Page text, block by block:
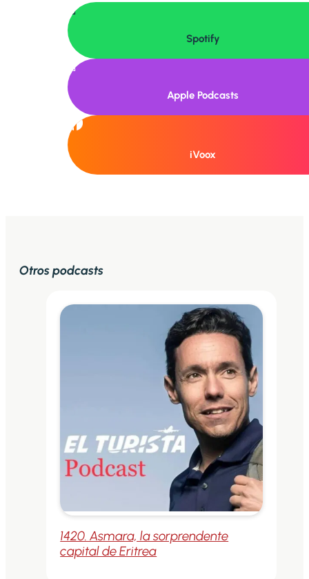

Spotify

Apple Podcasts
iVoox
Otros podcasts
1420. Asmara, la sorprendente
capital de Eritrea